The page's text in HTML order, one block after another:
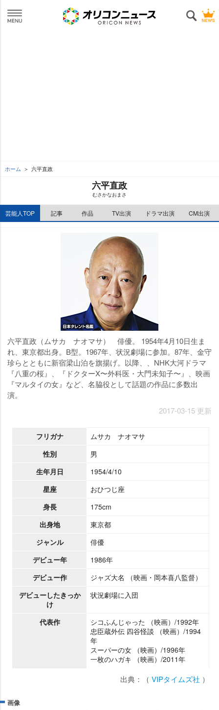
ホーム 六平直政
六平直政
むさかなおまさ
芸能人TOP 記事 作品 TV出演 ドラマ出演 CM出演
六平直政（ムサカ ナオマサ） 俳優。 1954年4月10日生ま
れ、東京都出身。B型。1967年、状況劇場に参加。87年、金守
珍らとともに新宿梁山泊を旗揚げ。以降、、NHK大河ドラマ
『八重の桜』、『ドクターX〜外科医・大門未知子〜』、映画
『マルタイの女』など、名脇役として話題の作品に多数出
演。
2017-03-15 更新
フリガナ
ムサカ ナオマサ
性別
男
生年月日
1954/4/10
星座
おひつじ座
身長
175cm
出身地
東京都
ジャンル
俳優
デビュー年
1986年
デビュー作
ジャズ大名 （映画・岡本喜八監督）
デビューしたきっか
け
状況劇場に入団
代表作
シコふんじゃった （映画）/1992年
忠臣蔵外伝 四谷怪談 （映画）/1994
年
スーパーの女 （映画）/1996年
一枚のハガキ （映画）/2011年
出典：（ VIPタイムズ社 ）
画像